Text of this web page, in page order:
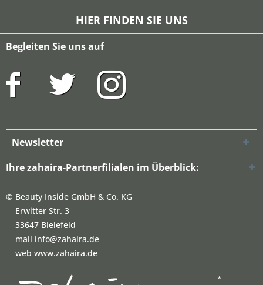
HIER FINDEN SIE UNS
Begleiten Sie uns auf
Newsletter
Ihre zahaira-Partnerfilialen im Überblick:
© Beauty Inside GmbH & Co. KG
Erwitter Str. 3
33647 Bielefeld
mail info@zahaira.de
web www.zahaira.de
*